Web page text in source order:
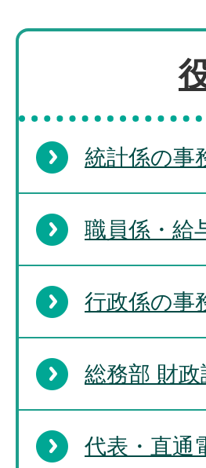
統計係の事
職員係・給
行政係の事
総務部 財政
代表・直通